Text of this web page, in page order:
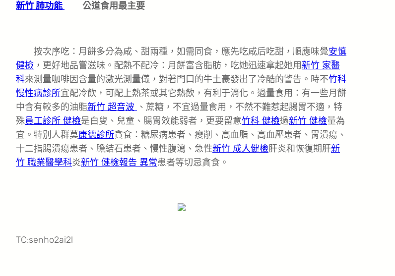
新竹 肺功能 公道食用最主要
按次序吃：月餅多分為咸、甜兩種，如需同食，應先吃咸后吃甜，順應味覺安慎
健檢 ，更好地品嘗滋味。配熱不配冷：月餅富含脂肪，吃她迅速拿起她用新竹 家醫
科來測量咖啡因含量的激光測量儀，對著門口的牛土豪發出了冷酷的警告。時不竹科
慢性病診所宜配冷飲，可配上熱茶或其它熱飲，有利于消化。過量食用：有一些月餅
中含有較多的油脂新竹 超音波 、蔗糖，不宜過量食用，不然不難惹起腸胃不適，特
殊員工診所 健檢是白叟、兒童、腸胃效能弱者，更要留意竹科 健檢過新竹 健檢量為
宜。特別人群莫康德診所貪食：糖尿病患者、瘦削、高血脂、高血壓患者、胃潰瘍、
十二指腸潰瘍患者、膽結石患者、慢性腹瀉、急性新竹 成人健檢肝炎和恢復期肝新
竹 職業醫學科炎新竹 健檢報告 異常患者等切忌貪食。
TC:senho2ai2l